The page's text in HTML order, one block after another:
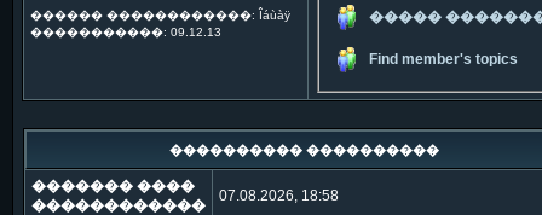
������ ������������: Îáùàÿ
�����������: 09.12.13
�����
Find member's topics
���������� ����������
������� ����
������������
07.08.2026, 18:58